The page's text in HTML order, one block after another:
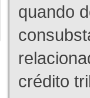
quando
crédito